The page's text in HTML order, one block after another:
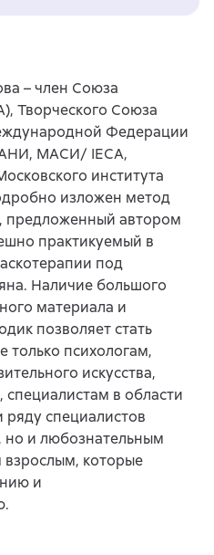
– член Союза
Творческого Союза
Федерации
МАСИ/ IECA,
института
изложен метод
предложенный автором
практикуемый в
под
Наличие большого
материала и
позволяет стать
только психологам,
искусства,
в области
специалистов
но и любознательным
взрослым, которые
и